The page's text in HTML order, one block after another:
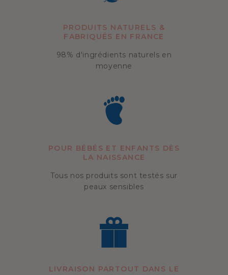
PRODUITS NATURELS &
FABRIQUÉS EN FRANCE
98% d'ingrédients naturels en
moyenne
POUR BÉBÉS ET ENFANTS DÈS
LA NAISSANCE
Tous nos produits sont testés sur
peaux sensibles
LIVRAISON PARTOUT DANS LE